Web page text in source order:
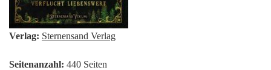
Verlag: Sternensand Verlag
Seitenanzahl: 440 Seiten